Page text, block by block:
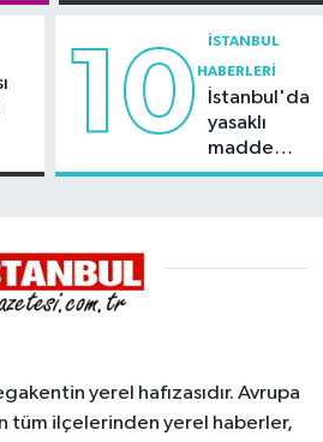
10 İSTANBUL
HABERLERI
İstanbul'da
yasaklı
madde
operasyonu
yerel hafızasıdır. Avrupa
tüm ilçelerinden yerel haberler,